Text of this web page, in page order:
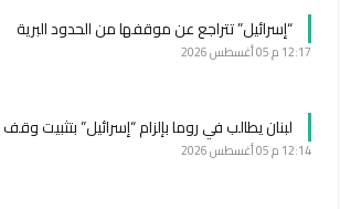
“إسرائيل” تتراجع عن موقفها من الحدود البرية
12:17 م 05 أغسطس 2026
لبنان يطالب في روما بإلزام “إسرائيل” بتثبيت وقف
12:14 م 05 أغسطس 2026